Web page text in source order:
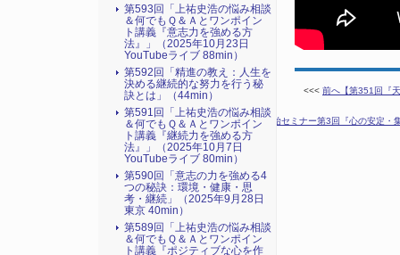
<<< 前へ【第351回『
次へ【第353回年末年始セミナー第3回『心の安定
第593回「上祐史浩の悩み相談
＆何でもＱ＆Ａとワンポイン
ト講義『意志力を強める方
法』​」（2025年10月23日
YouTubeライブ 88min）
第592回「精進の教え：人生を
決める継続的な努力を行う秘
訣とは」（44min）
第591回「上祐史浩の悩み相談
＆何でもＱ＆Ａとワンポイン
ト講義『継続力を強める方
法』​」（2025年10月7日
YouTubeライブ 80min）
第590回「意志の力を強める4
つの秘訣：環境・健康・思
考・継続」（2025年9月28日
東京 40min）
第589回「上祐史浩の悩み相談
＆何でもＱ＆Ａとワンポイン
ト講義『ポジティブな心を作